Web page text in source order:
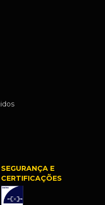
SEGURANÇA E
CERTIFICAÇÕES